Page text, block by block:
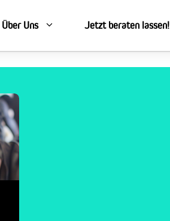
Über Uns Jetzt beraten lassen!